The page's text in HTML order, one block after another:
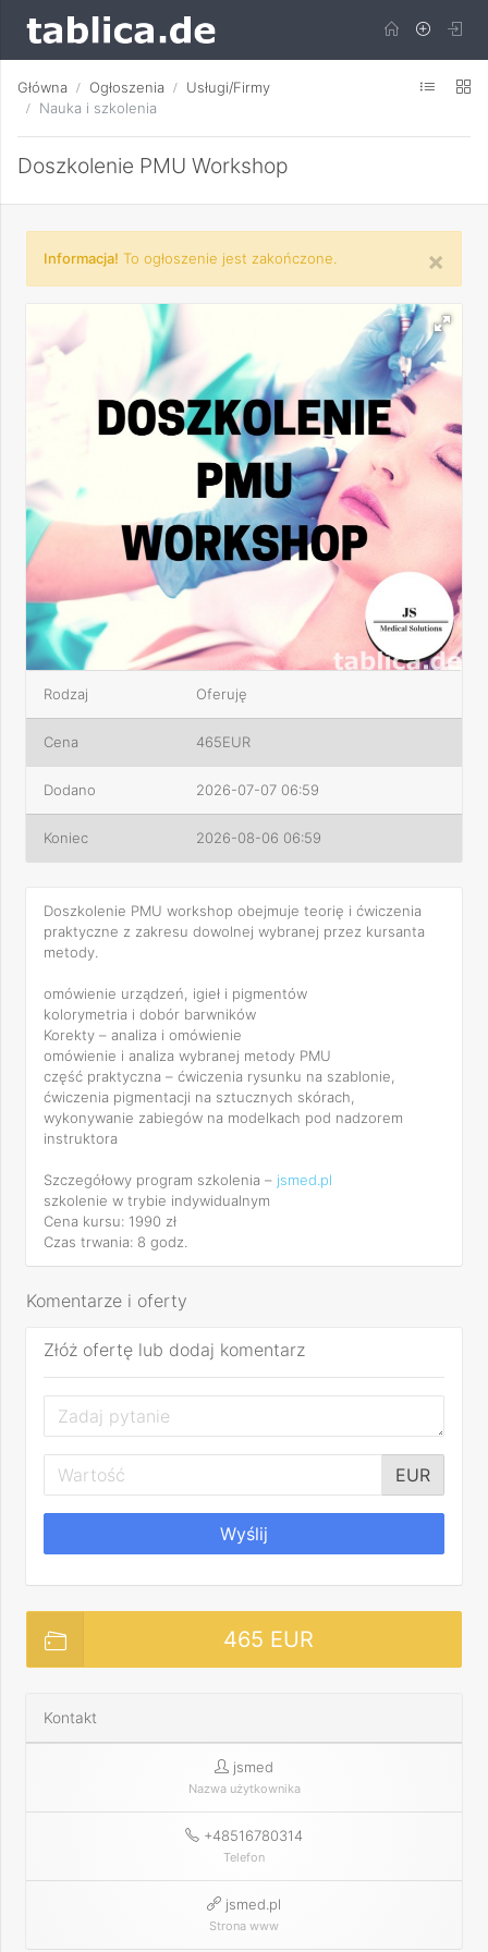
Główna Ogłoszenia
Usługi/Firmy
Nauka i szkolenia
Doszkolenie PMU Workshop
×
Informacja! To ogłoszenie jest zakończone.
Rodzaj Oferuję
Cena 465EUR
Dodano 2026-07-07 06:59
Koniec 2026-08-06 06:59
Doszkolenie PMU workshop obejmuje teorię i ćwiczenia
praktyczne z zakresu dowolnej wybranej przez kursanta
metody.
omówienie urządzeń, igieł i pigmentów
kolorymetria i dobór barwników
Korekty – analiza i omówienie
omówienie i analiza wybranej metody PMU
część praktyczna – ćwiczenia rysunku na szablonie,
ćwiczenia pigmentacji na sztucznych skórach,
wykonywanie zabiegów na modelkach pod nadzorem
instruktora
Szczegółowy program szkolenia – jsmed.pl
szkolenie w trybie indywidualnym
Cena kursu: 1990 zł
Czas trwania: 8 godz.
Komentarze i oferty
Złóż ofertę lub dodaj komentarz
EUR
Wyślij
465 EUR
Kontakt
jsmed
Nazwa użytkownika
+48516780314
Telefon
jsmed.pl
Strona www